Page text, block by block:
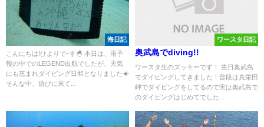
海日記
こんにちは!ひよりでｰす🐣 本日は、雨予
報の中でのLEGEND出航でしたが、天気
にも恵まれダイビング日和となりました☀
そんな中、遊びに来て...
ワースタ日記
奥武島でdiving!!
ワースタ生のズッキーです！ 先日奥武島
でダイビングしてきました！普段は真栄田
岬でダイビングをしてるので実は奥武島で
のダイビングはじめてでした...